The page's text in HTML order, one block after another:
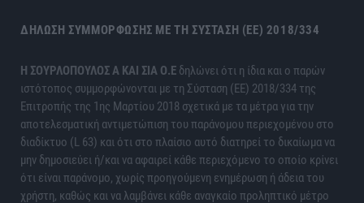
ΔΉΛΩΣΗ ΣΥΜΜΌΡΦΩΣΗΣ ΜΕ ΤΗ ΣΎΣΤΑΣΗ (ΕΕ) 2018/334
H ΣΟΥΡΛΟΠΟΥΛΟΣ Α ΚΑΙ ΣΙΑ Ο.Ε δηλώνει ότι η ίδια και ο παρών
ιστότοπος συμμορφώνονται με τη Σύσταση (ΕΕ) 2018/334 της
Επιτροπής της 1ης Μαρτίου 2018 σχετικά με τα μέτρα για την
αποτελεσματική αντιμετώπιση του παράνομου περιεχομένου στο
διαδίκτυο (L 63) και ότι στο πλαίσιο αυτό διατηρεί το δικαίωμα να
μην δημοσιεύει ή/και να αφαιρεί κάθε περιεχόμενο το οποίο κρίνει
ότι είναι παράνομο, χωρίς προηγούμενη ενημέρωση ή άδεια του
χρήστη, καθώς και να λαμβάνει κάθε αναγκαίο προληπτικό μέτρο